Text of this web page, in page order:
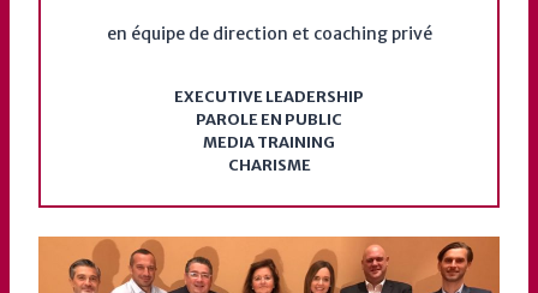
en équipe de direction et coaching privé
EXECUTIVE LEADERSHIP
PAROLE EN PUBLIC
MEDIA TRAINING
CHARISME